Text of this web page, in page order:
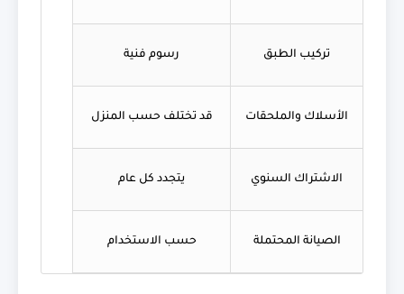
تركيب الطبق رسوم فنية
الأسلاك والملحقات قد تختلف حسب المنزل
الاشتراك السنوي يتجدد كل عام
الصيانة المحتملة حسب الاستخدام